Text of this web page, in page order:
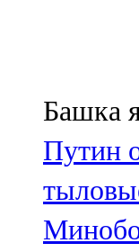
Башка
Путин